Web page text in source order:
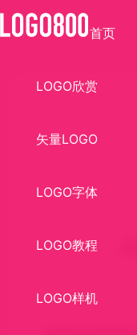
首页
LOGO欣赏
矢量LOGO
LOGO字体
LOGO教程
LOGO样机